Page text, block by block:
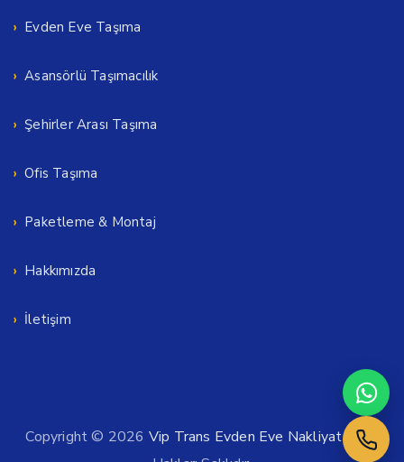
Evden Eve Taşıma
Asansörlü Taşımacılık
Şehirler Arası Taşıma
Ofis Taşıma
Paketleme & Montaj
Hakkımızda
İletişim
Copyright © 2026 Vip Trans Evden Eve Nakliyat. Tüm